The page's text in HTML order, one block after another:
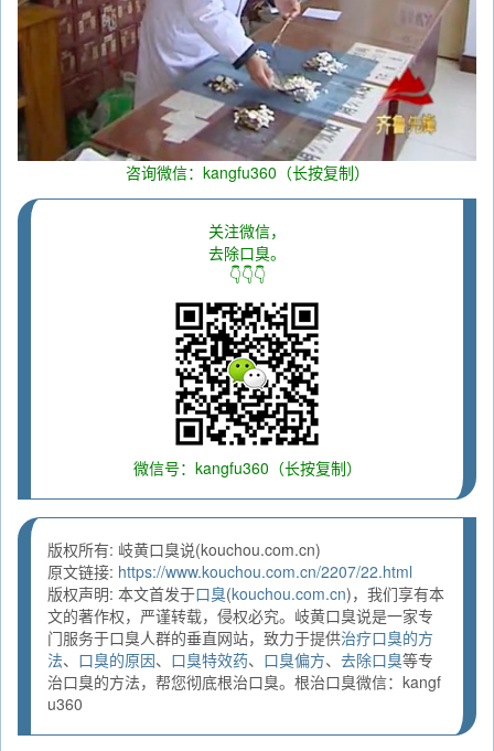
咨询微信：kangfu360（长按复制）
关注微信，
去除口臭。
👇👇👇
微信号：kangfu360（长按复制）
版权所有: 岐黄口臭说(kouchou.com.cn)
原文链接: https://www.kouchou.com.cn/2207/22.html
版权声明: 本文首发于口臭(kouchou.com.cn)，我们享有本
文的著作权，严谨转载，侵权必究。岐黄口臭说是一家专
门服务于口臭人群的垂直网站，致力于提供治疗口臭的方
法、 口臭的原因、 口臭特效药、 口臭偏方、 去除口臭等专
治口臭的方法，帮您彻底根治口臭。根治口臭微信：kangf
u360